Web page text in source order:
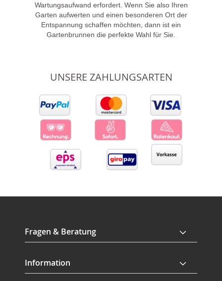
Wartungsaufwand erfordert. Wenn Sie also Ihren
Garten aufwerten und einen besonderen Ort der
Entspannung schaffen möchten, dann ist ein
Gartenbrunnen die perfekte Wahl für Sie.
UNSERE ZAHLUNGSARTEN
Fragen & Beratung
Information